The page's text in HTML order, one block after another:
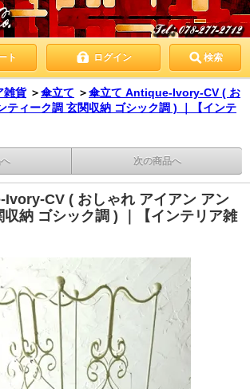
ト ログイン 検索
雑貨 ＞傘立て ＞傘立て Antique-Ivory-CV ( お
ティーク調 玄関収納 ゴシック調 ) ｜【インテ
次の商品へ
CV ( おしゃれ アイアン アン
収納 ゴシック調 ) ｜【インテリア雑